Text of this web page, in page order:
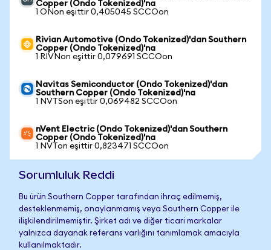
Copper (Ondo Tokenized)'na
1 ONon eşittir 0,405045 SCCOon
Rivian Automotive (Ondo Tokenized)'dan Southern
Copper (Ondo Tokenized)'na
1 RIVNon eşittir 0,079691 SCCOon
Navitas Semiconductor (Ondo Tokenized)'dan
Southern Copper (Ondo Tokenized)'na
1 NVTSon eşittir 0,069482 SCCOon
nVent Electric (Ondo Tokenized)'dan Southern
Copper (Ondo Tokenized)'na
1 NVTon eşittir 0,823471 SCCOon
Sorumluluk Reddi
Bu ürün Southern Copper tarafından ihraç edilmemiş,
desteklenmemiş, onaylanmamış veya Southern Copper ile
ilişkilendirilmemiştir. Şirket adı ve diğer ticari markalar
yalnızca dayanak referans varlığını tanımlamak amacıyla
kullanılmaktadır.